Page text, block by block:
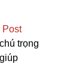
Post
trọng